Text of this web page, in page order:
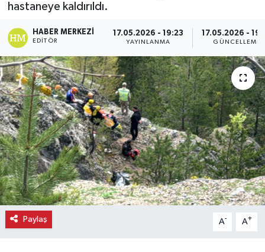
hastaneye kaldırıldı.
HABER MERKEZI
EDITÖR
17.05.2026 - 19:23
YAYINLANMA
17.05.2026 -
GÜNCELLEME
Paylaş A- A+
Eğitim
Ekonomi
Eleman
Emlak
Gündem
Gurme
Haber
İlçe Haberleri
Haber Arşivi